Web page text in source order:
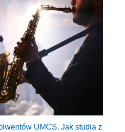
UMCS. Jak studia z